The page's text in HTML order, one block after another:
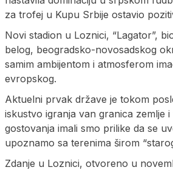
za trofej u Kupu Srbije ostavio
Novi stadion u Loznici, “Lagator”,
belog, beogradsko-novosadskog
samim ambijentom i atmosferom
evropskog.
Aktuelni prvak države je tokom
iskustvo igranja van granica zemlje
gostovanja imali smo prilike da se
upoznamo sa terenima širom
Zdanje u Loznici, otvoreno u